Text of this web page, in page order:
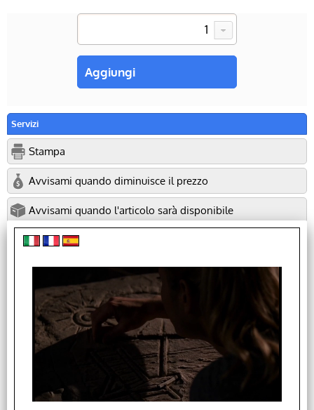
Servizi
Stampa
Avvisami quando diminuisce il prezzo
Avvisami quando l'articolo sarà disponibile
Richiedi informazioni
Richiedi informazioni con WhatsApp
Descrizione
I clienti che hanno acquistato questo prodotto, hanno scelto anche